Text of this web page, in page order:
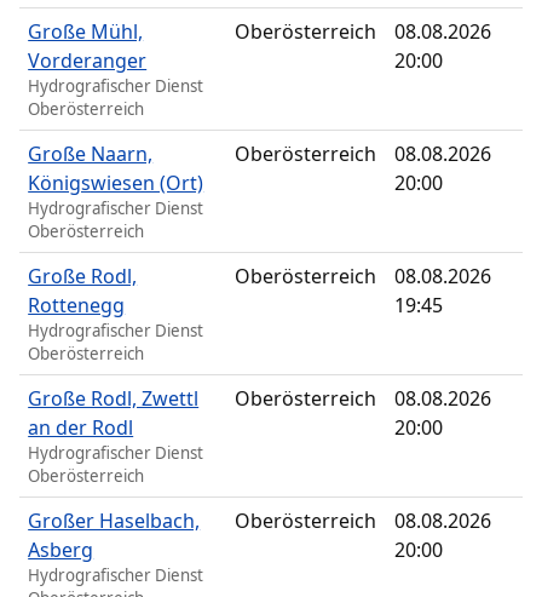
Große Mühl,
Vorderanger
Hydrografischer Dienst
Oberösterreich
Oberösterreich
08.08.2026
20:00
Große Naarn,
Königswiesen (Ort)
Hydrografischer Dienst
Oberösterreich
Oberösterreich
08.08.2026
20:00
Große Rodl,
Rottenegg
Hydrografischer Dienst
Oberösterreich
Oberösterreich
08.08.2026
19:45
Große Rodl, Zwettl
an der Rodl
Hydrografischer Dienst
Oberösterreich
Oberösterreich
08.08.2026
20:00
Großer Haselbach,
Asberg
Hydrografischer Dienst
Oberösterreich
08.08.2026
20:00